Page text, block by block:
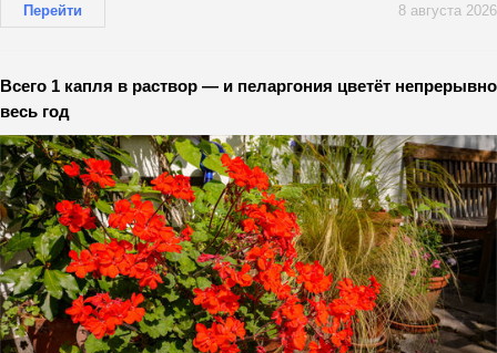
Перейти 8 августа 2026
Всего 1 капля в раствор — и пеларгония цветёт непрерывно
весь год